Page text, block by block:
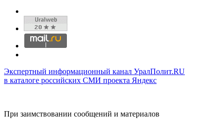
Экспертный информационный канал УралПолит.RU
в каталоге российских СМИ проекта Яндекс
При заимствовании сообщений и материалов